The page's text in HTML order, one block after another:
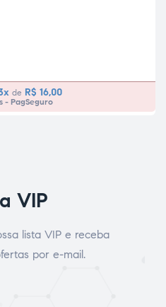
de R$ 16,00
- PagSeguro
VIP
lista VIP e receba
por e-mail.